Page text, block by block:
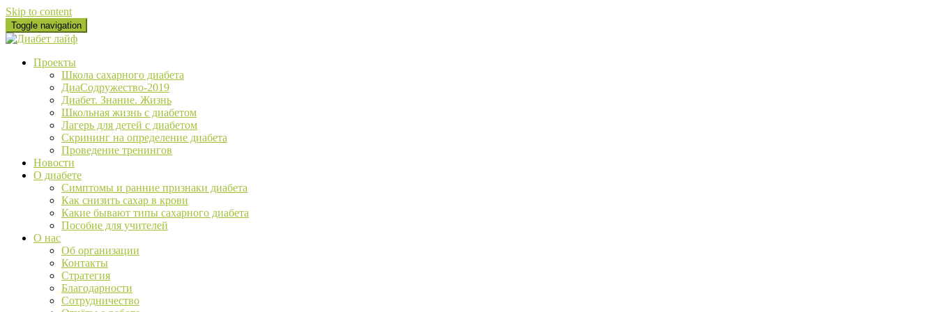
Skip to content
Toggle navigation
Проекты
Школа сахарного диабета
ДиаСодружество-2019
Диабет. Знание. Жизнь
Школьная жизнь с диабетом
Лагерь для детей с диабетом
Скрининг на определение диабета
Проведение тренингов
Новости
О диабете
Cимптомы и ранние признаки диабета
Как снизить сахар в крови
Какие бывают типы сахарного диабета
Пособие для учителей
О нас
Об организации
Контакты
Стратегия
Благодарности
Сотрудничество